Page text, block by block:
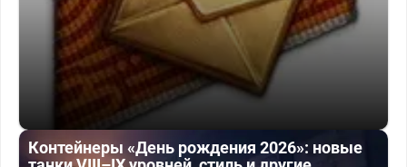
Контейнеры «День рождения 2026»: новые